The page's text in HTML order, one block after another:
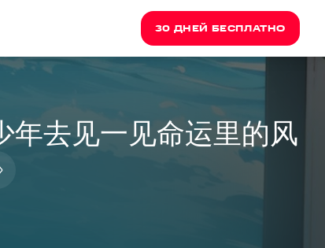
30 ДНЕЙ БЕСПЛАТНО
去见一见命运里的风